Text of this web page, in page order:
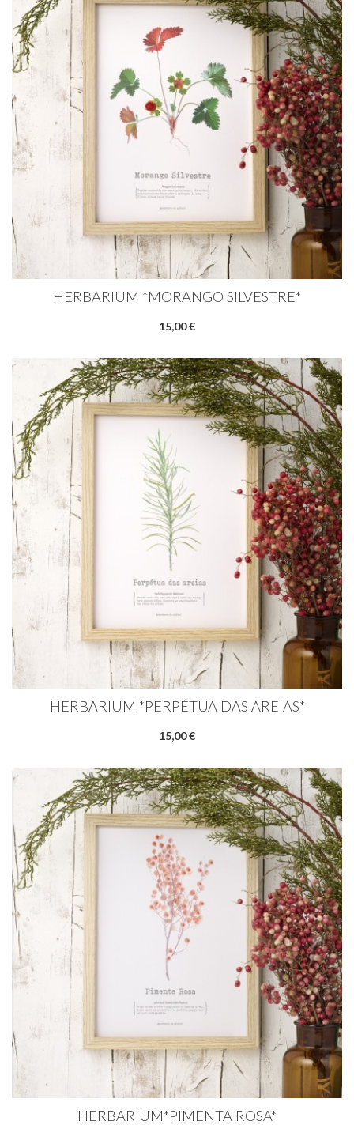
HERBARIUM *MORANGO SILVESTRE*
15,00 €
HERBARIUM *PERPÉTUA DAS AREIAS*
15,00 €
HERBARIUM*PIMENTA ROSA*